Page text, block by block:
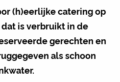
(h)eerlijke catering op
is verbruikt in de
gerechten en
als schoon